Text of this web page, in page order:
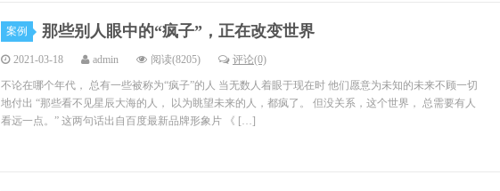
案例 那些别人眼中的“疯子”，正在改变世界
2021-03-18 admin 阅读(8205) 评论(0)
不论在哪个年代， 总有一些被称为“疯子”的人 当无数人着眼于现在时 他们愿意为未知的未来不顾一切
地付出 “那些看不见星辰大海的人， 以为眺望未来的人，都疯了。 但没关系，这个世界， 总需要有人
看远一点。” 这两句话出自百度最新品牌形象片 《 […]